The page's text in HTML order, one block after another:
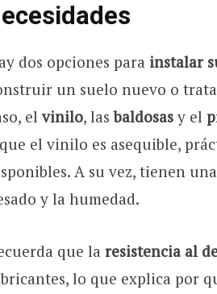
dos opciones para instalar
un suelo nuevo o
elvinilo, lasbaldosasy el
el vinilo es asequible,
A su vez, tienen
y la humedad.
que la resistencia al
lo que explica por